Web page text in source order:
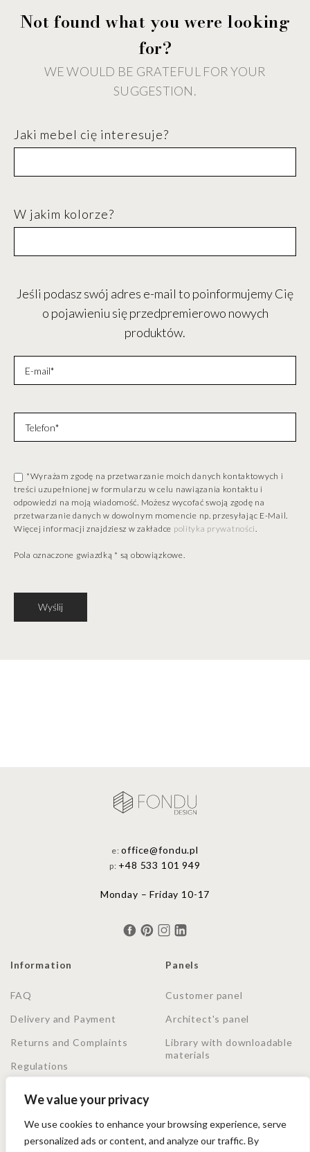
We value your privacy
We use cookies to enhance your browsing experience, serve
personalized ads or content, and analyze our traffic. By
Not found what you were looking
for?
WE WOULD BE GRATEFUL FOR YOUR
SUGGESTION.
Jaki mebel cię interesuje?
W jakim kolorze?
Jeśli podasz swój adres e-mail to poinformujemy Cię
o pojawieniu się przedpremierowo nowych
produktów.
*Wyrażam zgodę na przetwarzanie moich danych kontaktowych i
treści uzupełnionej w formularzu w celu nawiązania kontaktu i
odpowiedzi na moją wiadomość. Możesz wycofać swoją zgodę na
przetwarzanie danych w dowolnym momencie np. przesyłając E-Mail.
Więcej informacji znajdziesz w zakładce polityka prywatności.
Pola oznaczone gwiazdką * są obowiązkowe.
e:office@fondu.pl
p: +48 533 101 949
Monday – Friday 10-17
Information
FAQ
Delivery and Payment
Returns and Complaints
Regulations
Panels
Customer panel
Architect's panel
Library with downloadable
materials
Shopping secured by Trusted Shops. Purchase protection
up to 20000€, no matter how you pay.